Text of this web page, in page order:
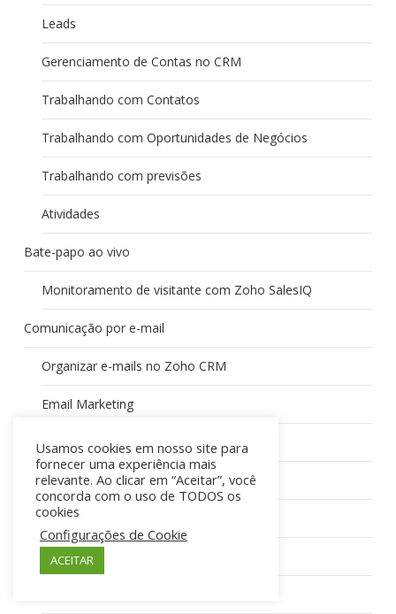
Leads
Gerenciamento de Contas no CRM
Trabalhando com Contatos
Trabalhando com Oportunidades de Negócios
Trabalhando com previsões
Atividades
Bate-papo ao vivo
Monitoramento de visitante com Zoho SalesIQ
Comunicação por e-mail
Organizar e-mails no Zoho CRM
Email Marketing
E-mail Insights no Zoho CRM
Telefonia
Zoho PhoneBridge
Rede Social
Usamos cookies em nosso site para
fornecer uma experiência mais
relevante. Ao clicar em “Aceitar”, você
concorda com o uso de TODOS os
cookies
Configurações de Cookie
ACEITAR